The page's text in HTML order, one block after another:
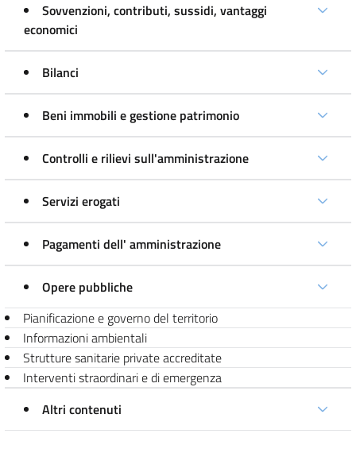
Sovvenzioni, contributi, sussidi, vantaggi
economici
Bilanci
Beni immobili e gestione patrimonio
Controlli e rilievi sull'amministrazione
Servizi erogati
Pagamenti dell' amministrazione
Opere pubbliche
Pianificazione e governo del territorio
Informazioni ambientali
Strutture sanitarie private accreditate
Interventi straordinari e di emergenza
Altri contenuti